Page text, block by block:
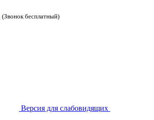
(Звонок бесплатный)
Версия для слабовидящих